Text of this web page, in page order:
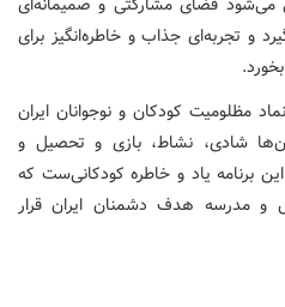
و تجربه‌ای جذاب و خاطره‌انگیز برای
مظلومیت کودکان و نوجوانان ایران
شادی، نشاط، بازی و تحصیل و
برنامه یاد و خاطره کودکانی‌ست که
مدرسه هدف دشمنان ایران قرار